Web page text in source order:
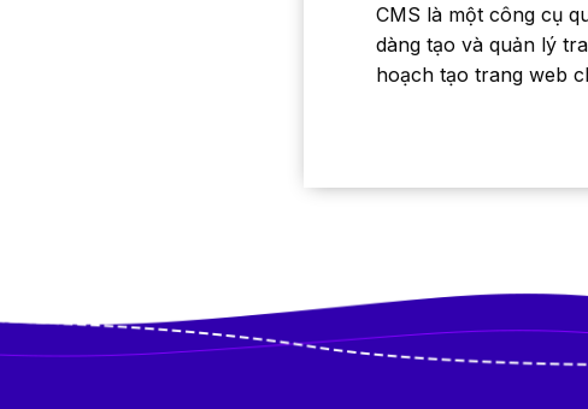
CMS là một công cụ
dàng tạo và quản lý
hoạch tạo trang web